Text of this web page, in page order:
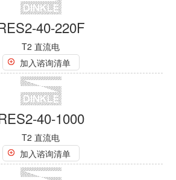
T2 交流电
加入谘询清单
RES2-40-24
T2 直流电
加入谘询清单
RES2-40-24F